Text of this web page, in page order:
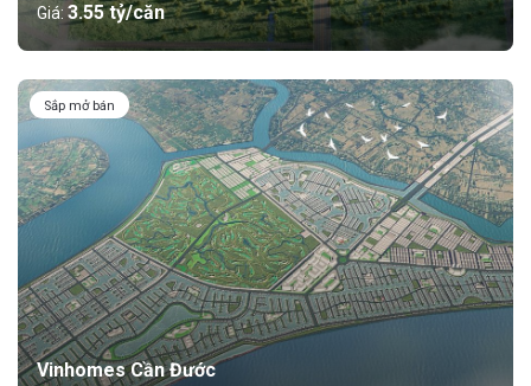
Giá: 3.55 tỷ/căn
Sắp mở bán
Vinhomes Cần Đước